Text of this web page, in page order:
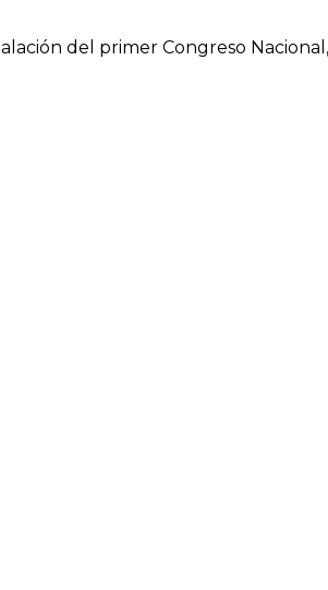
del primer Congreso